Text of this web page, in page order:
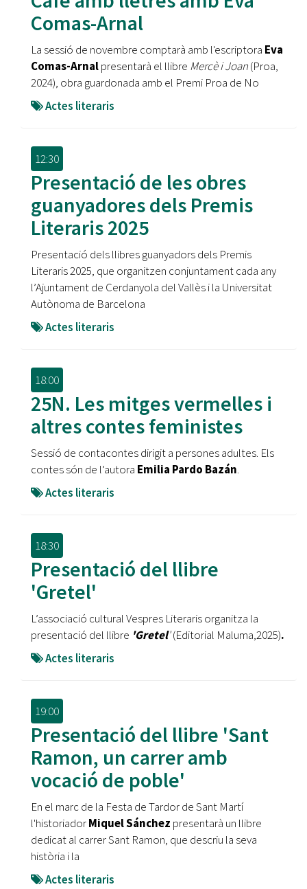
Comas-Arnal
La sessió de novembre comptarà amb l'escriptora Eva
Comas-Arnalpresentarà el llibre Mercè i Joan(Proa,
2024), obra guardonada amb el Premi Proa de No
Actes literaris
12:30
Presentació de les obres
guanyadores dels Premis
Literaris 2025
Presentació dels llibres guanyadors dels Premis
Literaris 2025, que organitzen conjuntament cada any
l’Ajuntament de Cerdanyola del Vallès i la Universitat
Autònoma de Barcelona
Actes literaris
18:00
25N. Les mitges vermelles i
altres contes feministes
Sessió de contacontes dirigit a persones adultes. Els
contes són de l’autora Emilia Pardo Bazán.
Actes literaris
18:30
Presentació del llibre
'Gretel'
L’associació cultural Vespres Literaris organitza la
presentació del llibre 'Gretel'(Editorial Maluma,2025).
Actes literaris
19:00
Presentació del llibre 'Sant
Ramon, un carrer amb
vocació de poble'
En el marc de la Festa de Tardor de Sant Martí
l'historiadorMiquel Sánchez presentarà un llibre
dedicat al carrer Sant Ramon, que descriu la seva
història i la
Actes literaris